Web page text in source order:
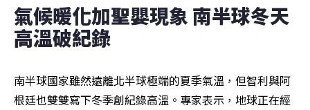
氣候暖化加聖嬰現象 南半球冬天
高溫破紀錄
南半球國家雖然遠離北半球極端的夏季氣溫，但智利與阿
根廷也雙雙寫下冬季創紀錄高溫。專家表示，地球正在經